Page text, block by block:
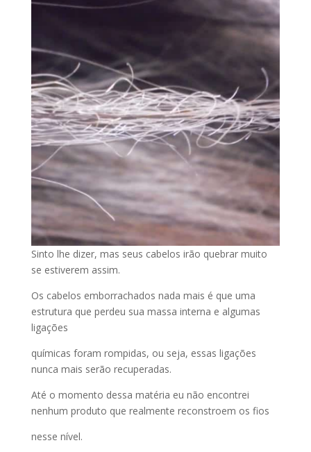
Sinto lhe dizer, mas seus cabelos irão quebrar muito
se estiverem assim.
Os cabelos emborrachados nada mais é que uma
estrutura que perdeu sua massa interna e algumas
ligações
químicas foram rompidas, ou seja, essas ligações
nunca mais serão recuperadas.
Até o momento dessa matéria eu não encontrei
nenhum produto que realmente reconstroem os fios
nesse nível.